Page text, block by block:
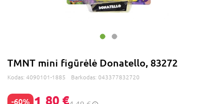
TMNT mini figūrėlė Donatello, 83272
Kodas: 4090101-1885 Barkodas: 043377832720
-60% 80 €